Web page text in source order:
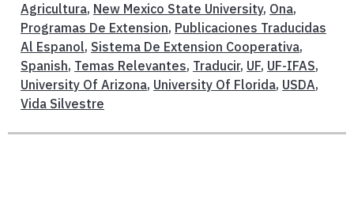
Agricultura, New Mexico State University, Ona,
Programas De Extension, Publicaciones Traducidas
Al Espanol, Sistema De Extension Cooperativa,
Spanish, Temas Relevantes, Traducir, UF, UF-IFAS,
University Of Arizona, University Of Florida, USDA,
Vida Silvestre